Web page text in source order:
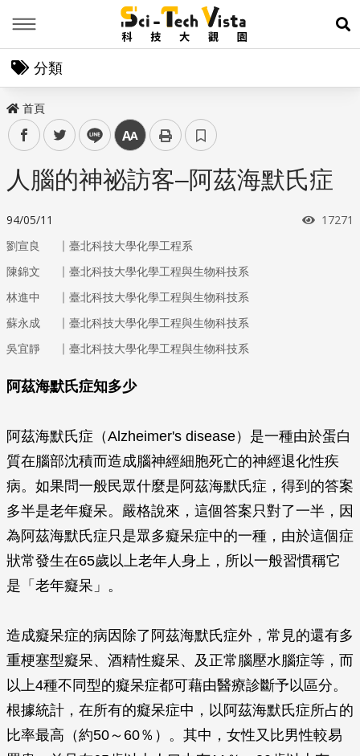
展
分類
首頁
facebooktwitter line 中
人腦的神祕訪客–阿茲海默氏症
94/05/11 瀏覽次
17271
劉宣良 ｜ 臺北科技大學化學工程系
陳錦文
｜ 臺北科技大學化學工程與生物科技系
林進中
｜ 臺北科技大學化學工程與生物科技系
蘇永成
｜ 臺北科技大學化學工程與生物科技系
吳宜靜
｜ 臺北科技大學化學工程與生物科技系
阿茲海默氏症知多少
阿茲海默氏症（Alzheimer's disease）是一種由於蛋白
質在腦部沈積而造成腦神經細胞死亡的神經退化性疾
病。如果問一般民眾什麼是阿茲海默氏症，得到的答案
多半是老年癡呆。嚴格說來，這個答案只對了一半，因
為阿茲海默氏症只是眾多癡呆症中的一種，由於這個症
狀常發生在65歲以上老年人身上，所以一般習慣稱它
是「老年癡呆」。
造成癡呆症的病因除了阿茲海默氏症外，常見的還有多
重梗塞型癡呆、酒精性癡呆、及正常腦壓水腦症等，而
以上4種不同型的癡呆症都可藉由醫療診斷予以區分。
根據統計，在所有的癡呆症中，以阿茲海默氏症所占的
比率最高（約50～60％）。其中，女性又比男性較易